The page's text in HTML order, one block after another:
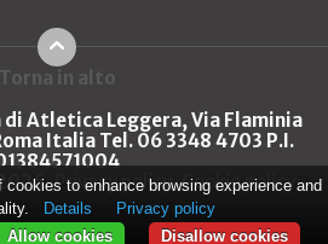
Torna in alto
Atletica Leggera, Via Flaminia
Italia Tel. 06 3348 4703 P.I.
Privacy policy Cookie policy
to enhance browsing experience and
Details
Privacy policy
Disallow cookies
Allow cookies